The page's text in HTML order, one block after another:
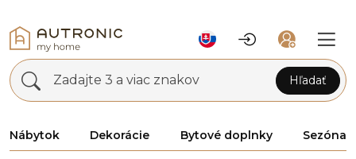
Zadajte 3 a viac znakov Hľadať
Nábytok Dekorácie Bytové doplnky Sezóna